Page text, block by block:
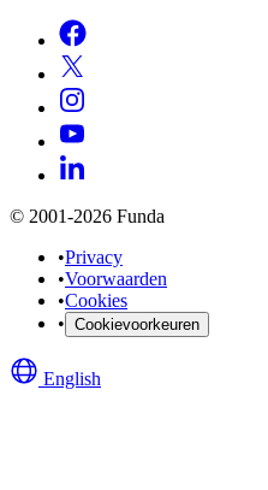
© 2001-2026 Funda
•Privacy
•Voorwaarden
•Cookies
• Cookievoorkeuren
English